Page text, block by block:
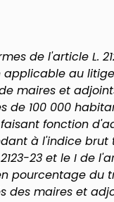
de l'article L.
applicable au
maires et
de 100 000
fonction
à l'indice brut
23 et le I de
pourcentage du
des maires et